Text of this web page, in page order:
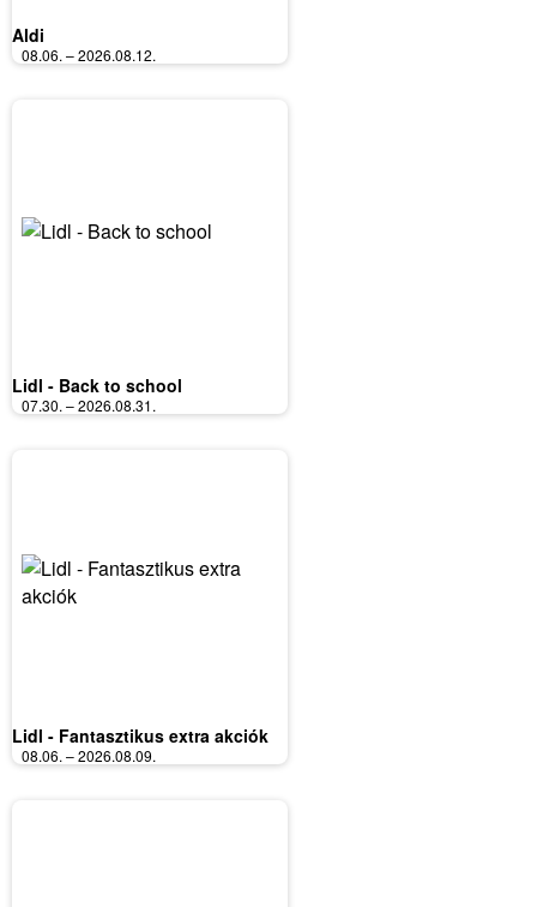
Aldi
08.06. – 2026.08.12.
Lidl - Back to school
07.30. – 2026.08.31.
Lidl - Fantasztikus extra akciók
08.06. – 2026.08.09.